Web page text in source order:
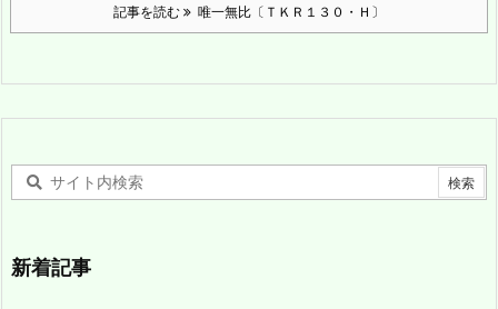
記事を読む 唯一無比〔ＴＫＲ１３０・Ｈ〕
新着記事